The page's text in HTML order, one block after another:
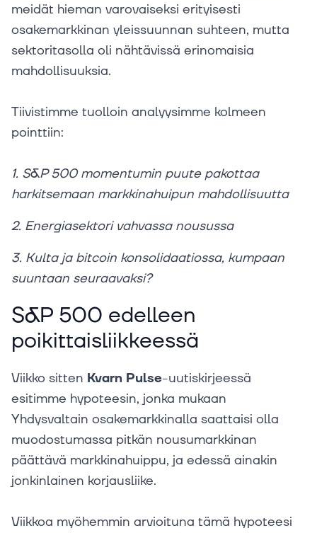
meidät hieman varovaiseksi erityisesti
osakemarkkinan yleissuunnan suhteen, mutta
sektoritasolla oli nähtävissä erinomaisia
mahdollisuuksia.
Tiivistimme tuolloin analyysimme kolmeen
pointtiin:
1. S&P 500 momentumin puute pakottaa
harkitsemaan markkinahuipun mahdollisuutta
2. Energiasektori vahvassa nousussa
3. Kulta ja bitcoin konsolidaatiossa, kumpaan
suuntaan seuraavaksi?
S&P 500 edelleen
poikittaisliikkeessä
Viikko sitten Kvarn Pulse-uutiskirjeessä
esitimme hypoteesin, jonka mukaan
Yhdysvaltain osakemarkkinalla saattaisi olla
muodostumassa pitkän nousumarkkinan
päättävä markkinahuippu, ja edessä ainakin
jonkinlainen korjausliike.
Viikkoa myöhemmin arvioituna tämä hypoteesi